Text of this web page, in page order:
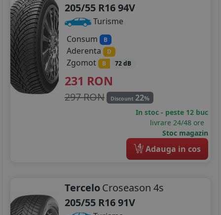
205/55 R16 94V
Turisme
Consum
B
Aderenta D
Zgomot B 72 dB
231 RON
297 RON Discount 22%
In stoc - peste 12 buc
livrare 24/48 ore
Stoc magazin
4 Adauga in cos
TerceloCroseason 4s
205/55 R16 91V